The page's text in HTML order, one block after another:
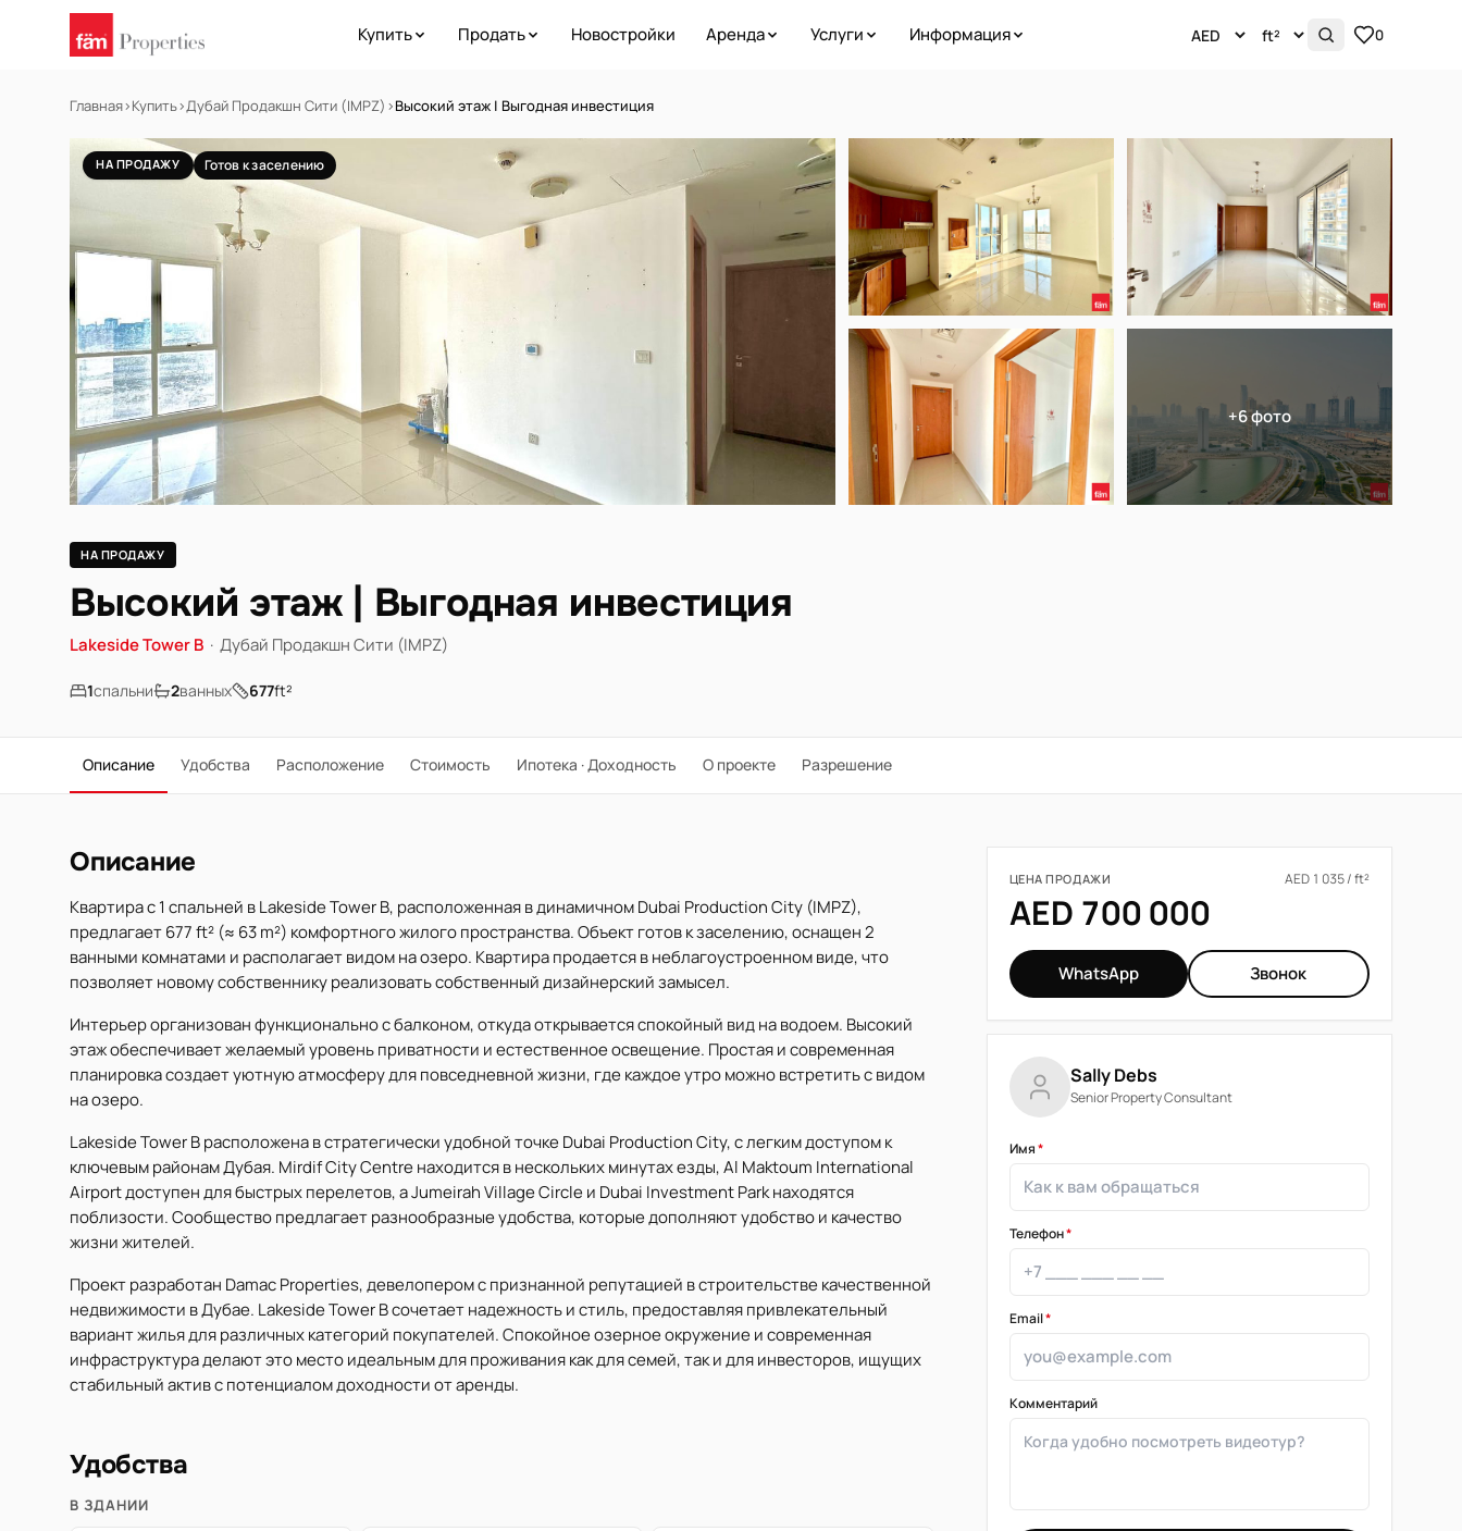
Купить Продать Новостройки Аренда Услуги Информация 0
Главная›Купить›Дубай Продакшн Сити (IMPZ) ›Высокий этаж | Выгодная инвестиция
НА ПРОДАЖУ Готов к заселению
+6 фото
НА ПРОДАЖУ
Высокий этаж | Выгодная инвестиция
Lakeside Tower B · Дубай Продакшн Сити (IMPZ)
1спальни 2ванных 677ft²
Описание Удобства Расположение Стоимость Ипотека · Доходность О проекте Разрешение
Описание
Квартира с 1 спальней в Lakeside Tower B, расположенная в динамичном Dubai Production City (IMPZ),
предлагает 677 ft² (≈ 63 m²) комфортного жилого пространства. Объект готов к заселению, оснащен 2
ванными комнатами и располагает видом на озеро. Квартира продается в неблагоустроенном виде, что
позволяет новому собственнику реализовать собственный дизайнерский замысел.
Интерьер организован функционально с балконом, откуда открывается спокойный вид на водоем. Высокий
этаж обеспечивает желаемый уровень приватности и естественное освещение. Простая и современная
планировка создает уютную атмосферу для повседневной жизни, где каждое утро можно встретить с видом
на озеро.
Lakeside Tower B расположена в стратегически удобной точке Dubai Production City, с легким доступом к
ключевым районам Дубая. Mirdif City Centre находится в нескольких минутах езды, Al Maktoum International
Airport доступен для быстрых перелетов, а Jumeirah Village Circle и Dubai Investment Park находятся
поблизости. Сообщество предлагает разнообразные удобства, которые дополняют удобство и качество
жизни жителей.
Проект разработан Damac Properties, девелопером с признанной репутацией в строительстве качественной
недвижимости в Дубае. Lakeside Tower B сочетает надежность и стиль, предоставляя привлекательный
вариант жилья для различных категорий покупателей. Спокойное озерное окружение и современная
инфраструктура делают это место идеальным для проживания как для семей, так и для инвесторов, ищущих
стабильный актив с потенциалом доходности от аренды.
Удобства
В ЗДАНИИ
ЦЕНА ПРОДАЖИ AED 1 035 / ft²
AED 700 000
WhatsApp Звонок
Sally Debs
Senior Property Consultant
Имя*
Телефон*
Email*
Комментарий